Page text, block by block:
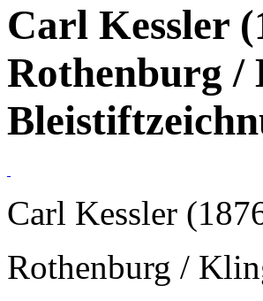
Carl Kessler
Rothenburg /
Carl Kessler
Rothenburg /